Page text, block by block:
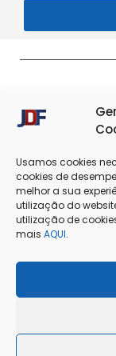
Usamos cookies
cookies de
melhor a sua
utilização do
utilização de
mais AQUI.
Termos &
Política de